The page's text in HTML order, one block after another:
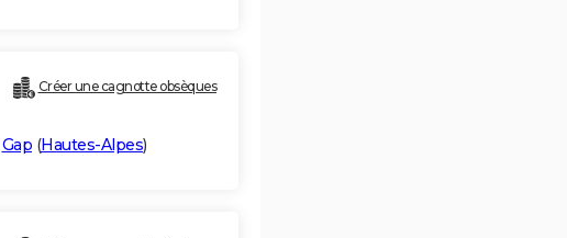
Créer une cagnotte obsèques
Gap (Hautes-Alpes)